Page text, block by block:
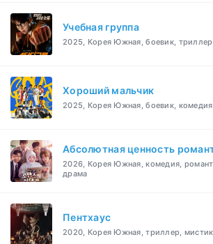
Учебная группа
2025, Корея Южная, боевик,
Хороший мальчик
2025, Корея Южная, боевик,
Абсолютная ценность
2026, Корея Южная, комедия,
драма
Пентхаус
2020, Корея Южная, триллер,